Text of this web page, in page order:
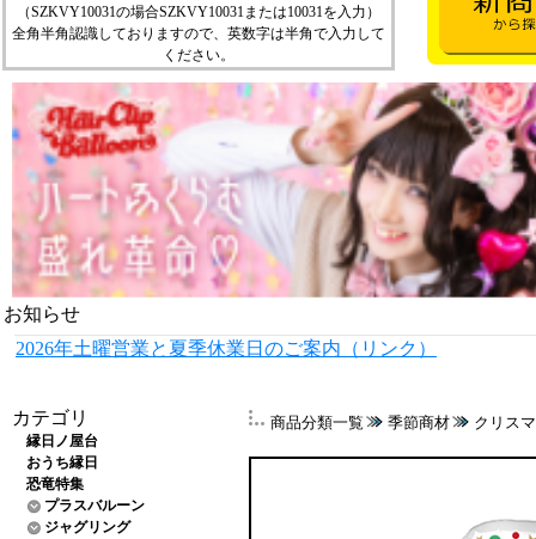
（SZKVY10031の場合SZKVY10031または10031を入力）
全角半角認識しておりますので、英数字は半角で入力して
ください。
お知らせ
2026年土曜営業と夏季休業日のご案内（リンク）
カテゴリ
縁日ノ屋台
おうち縁日
恐竜特集
プラスバルーン
ジャグリング
商品分類一覧 季節商材 クリス